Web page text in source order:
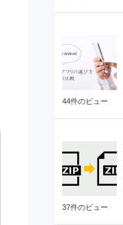
44件のビュー
37件のビュー